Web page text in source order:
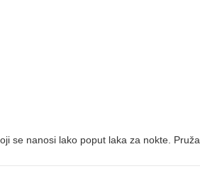
se nanosi lako poput laka za nokte. Pruža